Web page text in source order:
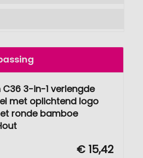
C36 3-in-1 verlengde
met oplichtend logo
ronde bamboe
€ 15,42